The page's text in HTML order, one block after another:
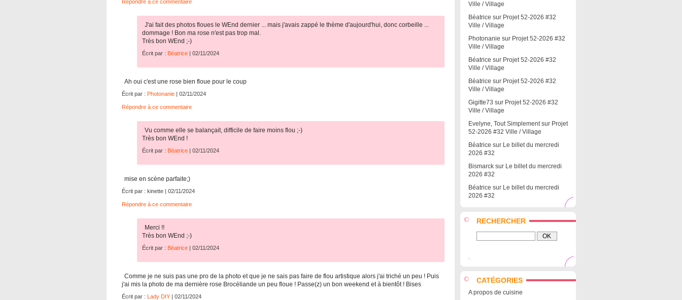
Ville / Village
Béatrice sur Projet 52-2026 #32
Ville / Village
Photonanie sur Projet 52-2026 #32
Ville / Village
Béatrice sur Projet 52-2026 #32
Ville / Village
Béatrice sur Projet 52-2026 #32
Ville / Village
Gigitte73 sur Projet 52-2026 #32
Ville / Village
Evelyne, Tout Simplementsur Projet
52-2026 #32 Ville / Village
Béatrice sur Le billet du mercredi
2026 #32
Bismarcksur Le billet du mercredi
2026 #32
Béatrice sur Le billet du mercredi
2026 #32
RECHERCHER
CATÉGORIES
A propos de cuisine
Répondre à ce commentaire
J'ai fait des photos floues le WEnd dernier ... mais j'avais zappé le thème d'aujourd'hui, donc corbeille ...
dommage ! Bon ma rose n'est pas trop mal.
Très bon WEnd ;-)
Écrit par : Béatrice| 02/11/2024
Ah oui c'est une rose bien floue pour le coup
Écrit par : Photonanie| 02/11/2024
Répondre à ce commentaire
Vu comme elle se balançait, difficile de faire moins flou ;-)
Très bon WEnd !
Écrit par : Béatrice| 02/11/2024
mise en scène parfaite;)
Écrit par : kinette | 02/11/2024
Répondre à ce commentaire
Merci !!
Très bon WEnd ;-)
Écrit par : Béatrice| 02/11/2024
Comme je ne suis pas une pro de la photo et que je ne sais pas faire de flou artistique alors j'ai triché un peu ! Puis
j'ai mis la photo de ma dernière rose Brocéliande un peu floue ! Passe(z) un bon weekend et à bientôt ! Bises
Écrit par : Lady DIY| 02/11/2024